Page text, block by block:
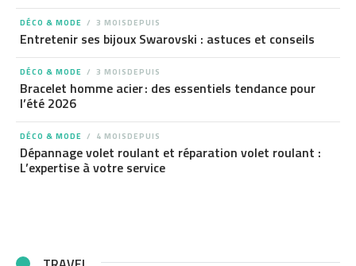
DÉCO & MODE 3 MOISDEPUIS
Entretenir ses bijoux Swarovski : astuces et conseils
DÉCO & MODE 3 MOISDEPUIS
Bracelet homme acier : des essentiels tendance pour
l’été 2026
DÉCO & MODE 4 MOISDEPUIS
Dépannage volet roulant et réparation volet roulant :
L’expertise à votre service